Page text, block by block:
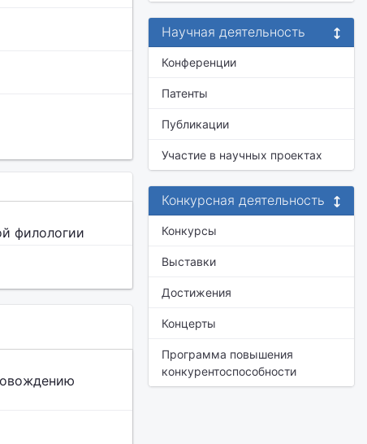
филологии
Научная деятельность
Конференции
Патенты
Публикации
Участие в научных проектах
Конкурсная деятельность
Конкурсы
Выставки
Достижения
Концерты
Программа повышения
конкурентоспособности